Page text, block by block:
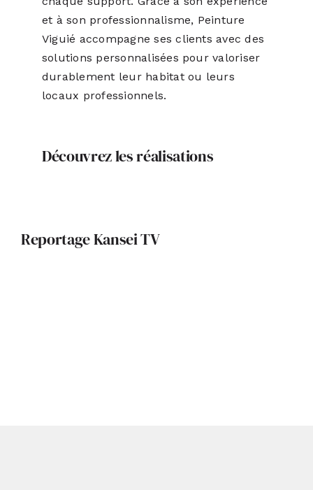
et à son professionnalisme, Peinture
Viguié accompagne ses clients avec des
solutions personnalisées pour valoriser
durablement leur habitat ou leurs
locaux professionnels.
Découvrez les réalisations
Reportage Kansei TV